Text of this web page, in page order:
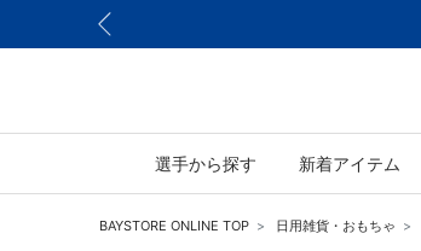
選手から探す 新着アイテム
BAYSTORE ONLINE TOP 日用雑貨・おもちゃ